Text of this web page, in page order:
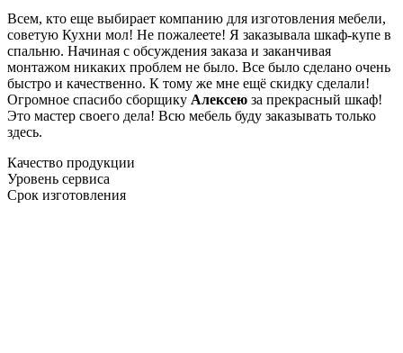
Всем, кто еще выбирает компанию для изготовления мебели,
советую Кухни мол! Не пожалеете! Я заказывала шкаф-купе в
спальню. Начиная с обсуждения заказа и заканчивая
монтажом никаких проблем не было. Все было сделано очень
быстро и качественно. К тому же мне ещё скидку сделали!
Огромное спасибо сборщику Алексею за прекрасный шкаф!
Это мастер своего дела! Всю мебель буду заказывать только
здесь.
Качество продукции
Уровень сервиса
Срок изготовления